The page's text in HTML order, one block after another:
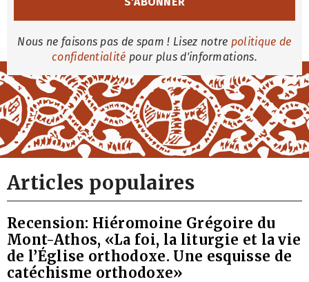
Nous ne faisons pas de spam ! Lisez notre politique de
confidentialité pour plus d'informations.
Articles populaires
Recension: Hiéromoine Grégoire du
Mont-Athos, «La foi, la liturgie et la vie
de l’Église orthodoxe. Une esquisse de
catéchisme orthodoxe»